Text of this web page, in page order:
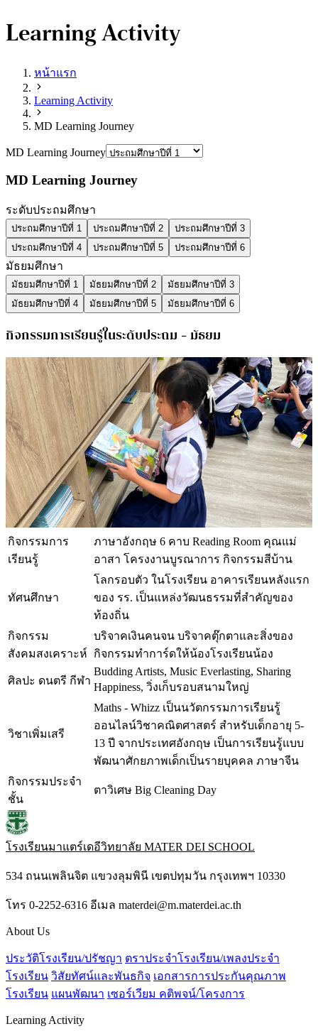
Learning Activity
หน้าแรก
Learning Activity
MD Learning Journey
MD Learning Journey
MD Learning Journey
ระดับประถมศึกษา
ประถมศึกษาปีที่ 1 ประถมศึกษาปีที่ 2
ประถมศึกษาปีที่ 3
ประถมศึกษาปีที่ 4
ประถมศึกษาปีที่ 5 ประถมศึกษาปีที่ 6
มัธยมศึกษา
มัธยมศึกษาปีที่ 1 มัธยมศึกษาปีที่ 2
มัธยมศึกษาปีที่ 3
มัธยมศึกษาปีที่ 4
มัธยมศึกษาปีที่ 5 มัธยมศึกษาปีที่ 6
กิจกรรมการเรียนรู้ในระดับประถม - มัธยม
กิจกรรมการ
เรียนรู้
ภาษาอังกฤษ 6 คาบ Reading Room คุณแม่
อาสา โครงงานบูรณาการ กิจกรรมสีบ้าน
ทัศนศึกษา
โลกรอบตัว ในโรงเรียน อาคารเรียนหลังแรก
ของ รร. เป็นแหล่งวัฒนธรรมที่สำคัญของ
ท้องถิ่น
กิจกรรม
สังคมสงเคราะห์
บริจาคเงินคนจน บริจาคตุ๊กตาและสิ่งของ
กิจกรรมทำการ์ดให้น้องโรงเรียนน้อง
ศิลปะ ดนตรี กีฬา
Budding Artists, Music Everlasting, Sharing
Happiness, วิ่งเก็บรอบสนามใหญ่
วิชาเพิ่มเสรี
Maths - Whizz เป็นนวัตกรรมการเรียนรู้
ออนไลน์วิชาคณิตศาสตร์ สำหรับเด็กอายุ 5-
13 ปี จากประเทศอังกฤษ เป็นการเรียนรู้แบบ
พัฒนาศักยภาพเด็กเป็นรายบุคคล ภาษาจีน
กิจกรรมประจำ
ชั้น
ตาวิเศษ Big Cleaning Day
โรงเรียนมาแตร์เดอีวิทยาลัย MATER DEI SCHOOL
534 ถนนเพลินจิต แขวงลุมพินี เขตปทุมวัน กรุงเทพฯ 10330
โทร 0-2252-6316 อีเมล materdei@m.materdei.ac.th
About Us
ประวัติโรงเรียน/ปรัชญา ตราประจำโรงเรียน/เพลงประจำ
โรงเรียน วิสัยทัศน์และพันธกิจ เอกสารการประกันคุณภาพ
โรงเรียน แผนพัฒนา เซอร์เวียม คติพจน์/โครงการ
Learning Activity